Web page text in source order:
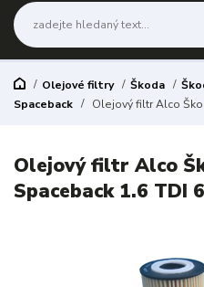
Olejové filtry Škoda
Spaceback
Olejový filtr Alco
Olejový filtr Alco
Spaceback 1.6 TDI